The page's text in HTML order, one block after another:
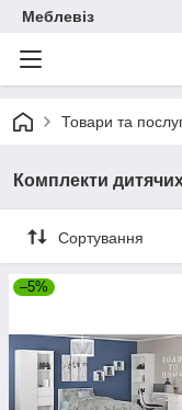
Меблевіз
Товари та
Комплекти
Сортування
–5%